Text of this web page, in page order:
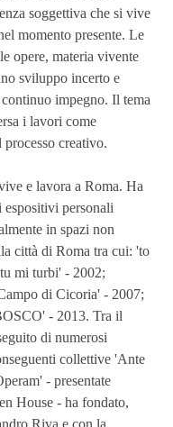
soggettiva che si vive
momento presente. Le
opere, materia vivente
sviluppo incerto e
impegno. Il tema
i lavori come
creativo.
e lavora a Roma. Ha
espositivi personali
in spazi non
città di Roma tra cui: 'to
mi turbi' - 2002;
di Cicoria' - 2007;
- 2013. Tra il
di numerosi
collettive 'Ante
- presentate
House - ha fondato,
Riva e con la